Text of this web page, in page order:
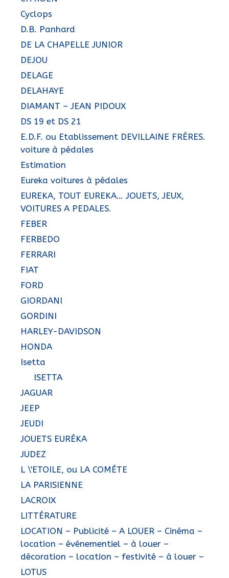
Cyclops
D.B. Panhard
DE LA CHAPELLE JUNIOR
DEJOU
DELAGE
DELAHAYE
DIAMANT – JEAN PIDOUX
DS 19 et DS 21
E.D.F. ou Etablissement DEVILLAINE FRÈRES.
voiture à pédales
Estimation
Eureka voitures à pédales
EUREKA, TOUT EUREKA… JOUETS, JEUX,
VOITURES A PEDALES.
FEBER
FERBEDO
FERRARI
FIAT
FORD
GIORDANI
GORDINI
HARLEY-DAVIDSON
HONDA
Isetta
ISETTA
JAGUAR
JEEP
JEUDI
JOUETS EURÉKA
JUDEZ
L \'ETOILE, ou LA COMÉTE
LA PARISIENNE
LACROIX
LITTÉRATURE
LOCATION – Publicité – A LOUER – Cinéma –
location – événementiel – à louer –
décoration – location – festivité – à louer –
LOTUS